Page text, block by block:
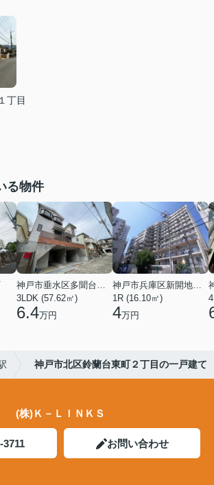
丁目
る物件
神戸市垂水区多聞台２丁目
3LDK (57.62㎡)
6.4万円
神戸市兵庫区新開地１丁目
1R (16.10㎡)
4万円
神戸市北区鈴蘭台東町２丁目の一戸建て
(株)Ｋ－ＬＩＮＫＳ
3711 お問い合わせ